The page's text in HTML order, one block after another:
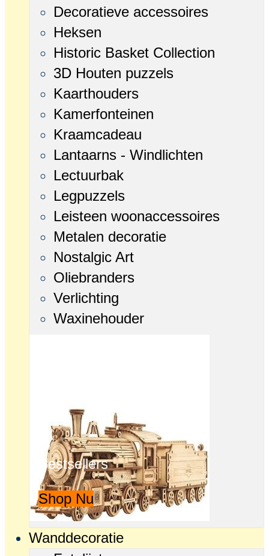
Decoratieve accessoires
Heksen
Historic Basket Collection
3D Houten puzzels
Kaarthouders
Kamerfonteinen
Kraamcadeau
Lantaarns - Windlichten
Lectuurbak
Legpuzzels
Leisteen woonaccessoires
Metalen decoratie
Nostalgic Art
Oliebranders
Verlichting
Waxinehouder
Bestsellers
Shop Nu
Wanddecoratie